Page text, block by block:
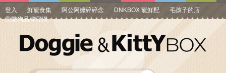
登入 鮮寵食集 阿公阿嬤碎碎念 DNKBOX 寵鮮配
毛孩子的店
美樂狗品牌官網